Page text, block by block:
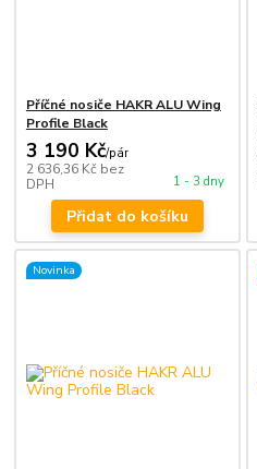
Příčné nosiče HAKR ALU Wing
Profile Black
3 190 Kč/pár
2 636,36 Kč bez
DPH
1 - 3 dny
Přidat do košíku
Novinka